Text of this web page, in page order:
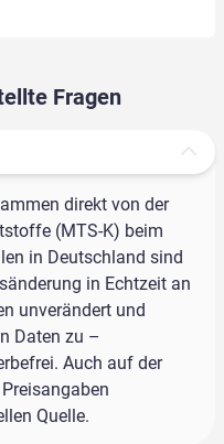
Fragen
direkt von der
(MTS-K) beim
in Deutschland sind
in Echtzeit an
unverändert und
Daten zu –
Auch auf der
Quelle.